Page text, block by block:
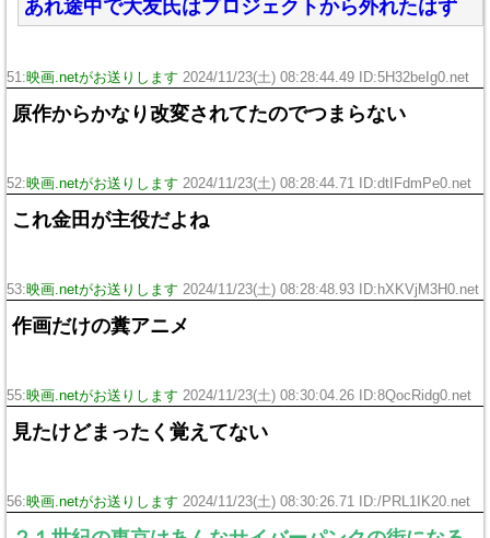
あれ途中で大友氏はプロジェクトから外れたはず
51:映画.netがお送りします 2024/11/23(土) 08:28:44.49 ID:5H32beIg0.net
原作からかなり改変されてたのでつまらない
52:映画.netがお送りします 2024/11/23(土) 08:28:44.71 ID:dtIFdmPe0.net
これ金田が主役だよね
53:映画.netがお送りします 2024/11/23(土) 08:28:48.93 ID:hXKVjM3H0.net
作画だけの糞アニメ
55:映画.netがお送りします 2024/11/23(土) 08:30:04.26 ID:8QocRidg0.net
見たけどまったく覚えてない
56:映画.netがお送りします 2024/11/23(土) 08:30:26.71 ID:/PRL1IK20.net